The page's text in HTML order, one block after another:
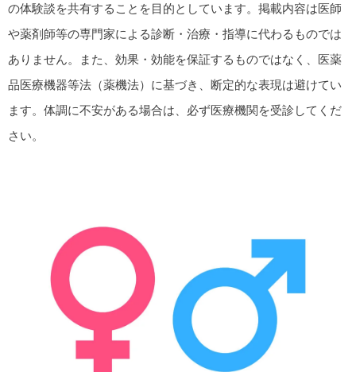
の体験談を共有することを目的としています。掲載内容は医師
や薬剤師等の専門家による診断・治療・指導に代わるものでは
ありません。また、効果・効能を保証するものではなく、医薬
品医療機器等法（薬機法）に基づき、断定的な表現は避けてい
ます。体調に不安がある場合は、必ず医療機関を受診してくだ
さい。